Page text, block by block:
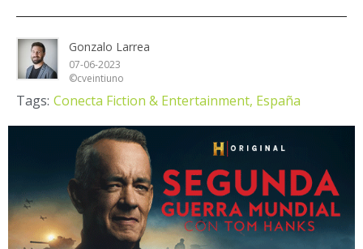
Gonzalo Larrea
07-06-2023
©cveintiuno
Tags: Conecta Fiction & Entertainment, España